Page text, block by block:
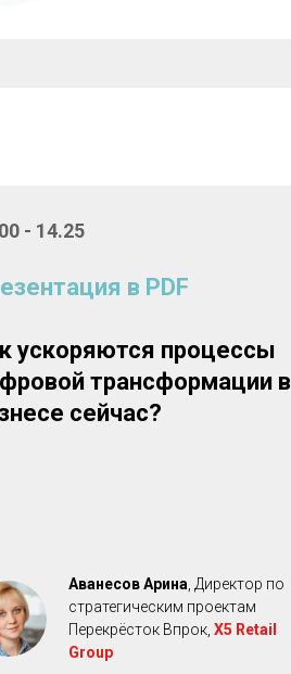
- 14.25
в PDF
ускоряются процессы
трансформации в
сейчас?
Аванесов Арина , Директор по
стратегическим проектам
Перекрёсток Впрок, X5 Retail
Group